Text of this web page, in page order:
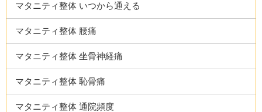
マタニティ整体 いつから通える
マタニティ整体 腰痛
マタニティ整体 坐骨神経痛
マタニティ整体 恥骨痛
マタニティ整体 通院頻度